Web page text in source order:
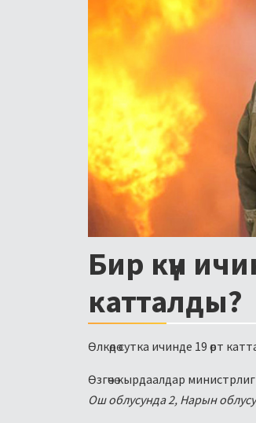
Бир күн
катталды?
Өлкөдө сутка ичинде 19 өрт
Өзгөчө кырдаалдар
Ош облусунда 2, Нарын